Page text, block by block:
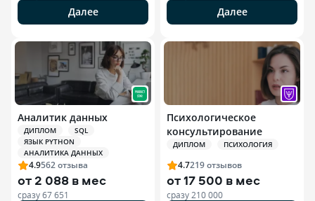
Далее Далее
Аналитик данных
ДИПЛОМ
SQL
ЯЗЫК PYTHON
АНАЛИТИКА ДАННЫХ
4.9562отзыва
от2 088 в мес
сразу67 651
Психологическое
консультирование
ДИПЛОМ ПСИХОЛОГИЯ
4.7219отзывов
от17 500 в мес
сразу 210 000